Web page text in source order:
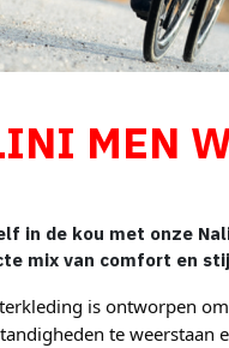
MEN
in de kou met onze
mix van comfort en
is ontworpen
te weerstaan